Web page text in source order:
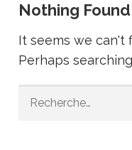
Nothing Found
It seems we can't
Perhaps